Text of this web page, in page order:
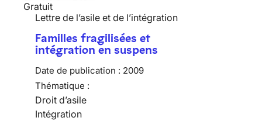
Gratuit
Lettre de l’asile et de l’intégration
Familles fragilisées et
intégration en suspens
Date de publication : 2009
Thématique :
Droit d’asile
Intégration